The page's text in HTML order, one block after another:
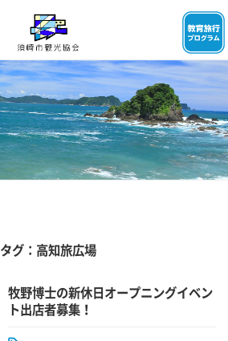
タグ：高知旅広場
牧野博士の新休日オープニングイベン
ト出店者募集！